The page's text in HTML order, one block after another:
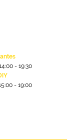
4:00- 19:30
- 19:00